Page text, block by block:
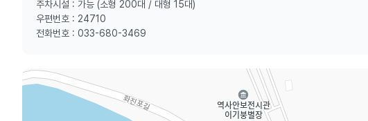
주차시설 : 가능 (소형 200대 / 대형 15대)
우편번호 : 24710
전화번호 : 033-680-3469